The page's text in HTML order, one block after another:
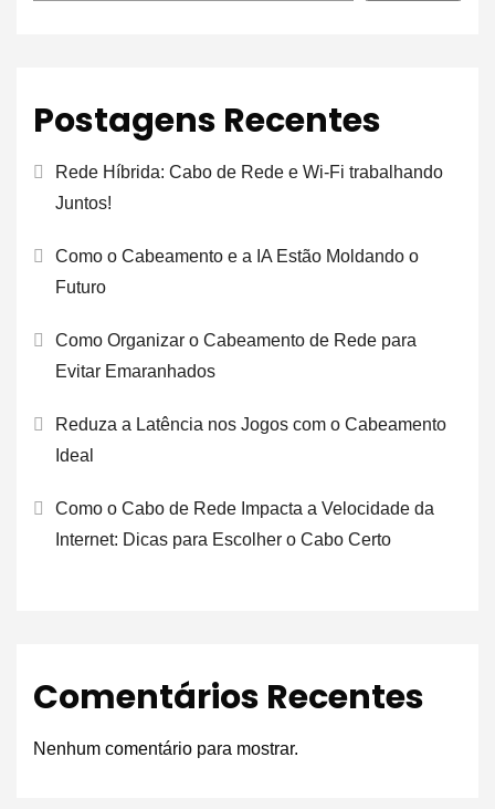
Postagens Recentes
Rede Híbrida: Cabo de Rede e Wi-Fi trabalhando
Juntos!
Como o Cabeamento e a IA Estão Moldando o
Futuro
Como Organizar o Cabeamento de Rede para
Evitar Emaranhados
Reduza a Latência nos Jogos com o Cabeamento
Ideal
Como o Cabo de Rede Impacta a Velocidade da
Internet: Dicas para Escolher o Cabo Certo
Comentários Recentes
Nenhum comentário para mostrar.